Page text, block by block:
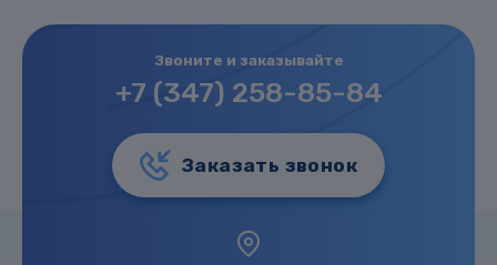
Звоните и заказывайте
+7 (347) 258-85-84
Заказать звонок